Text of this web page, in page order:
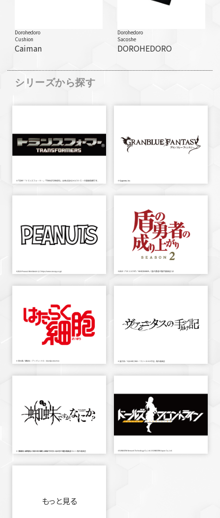
Dorohedoro
Cushion
Caiman
Dorohedoro
Sacoshe
DOROHEDORO
シリーズから探す
もっと見る